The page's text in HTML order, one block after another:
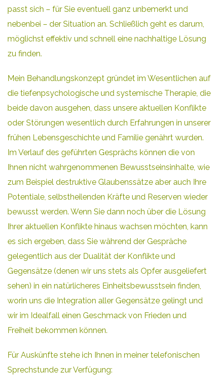
passt sich – für Sie eventuell ganz unbemerkt und
nebenbei – der Situation an. Schließlich geht es darum,
möglichst effektiv und schnell eine nachhaltige Lösung
zu finden.
Mein Behandlungskonzept gründet im Wesentlichen auf
die tiefenpsychologische und systemische Therapie, die
beide davon ausgehen, dass unsere aktuellen Konflikte
oder Störungen wesentlich durch Erfahrungen in unserer
frühen Lebensgeschichte und Familie genährt wurden.
Im Verlauf des geführten Gesprächs können die von
Ihnen nicht wahrgenommenen Bewusstseinsinhalte, wie
zum Beispiel destruktive Glaubenssätze aber auch Ihre
Potentiale, selbstheilenden Kräfte und Reserven wieder
bewusst werden. Wenn Sie dann noch über die Lösung
Ihrer aktuellen Konflikte hinaus wachsen möchten, kann
es sich ergeben, dass Sie während der Gespräche
gelegentlich aus der Dualität der Konflikte und
Gegensätze (denen wir uns stets als Opfer ausgeliefert
sehen) in ein natürlicheres Einheitsbewusstsein finden,
worin uns die Integration aller Gegensätze gelingt und
wir im Idealfall einen Geschmack von Frieden und
Freiheit bekommen können.
Für Auskünfte stehe ich Ihnen in meiner telefonischen
Sprechstunde zur Verfügung: